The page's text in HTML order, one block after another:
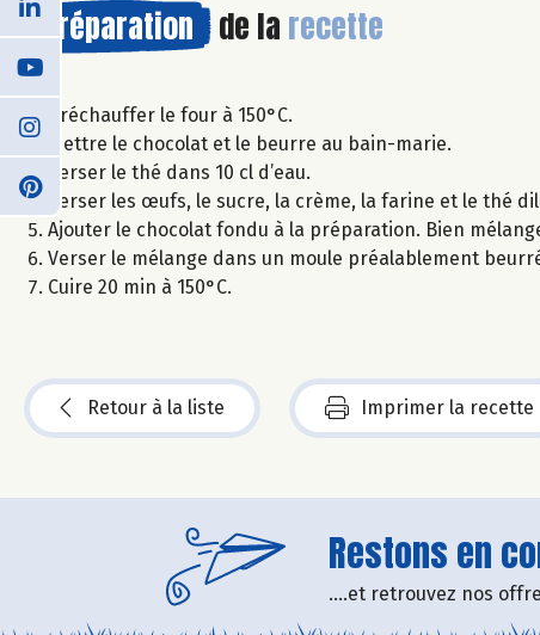
Préparation de la recette
Préchauffer le four à 150°C.
Mettre le chocolat et le beurre au bain-marie.
Verser le thé dans 10 cl d’eau.
Verser les œufs, le sucre, la crème, la farine et le thé
Ajouter le chocolat fondu à la préparation. Bien
Verser le mélange dans un moule préalablement
Cuire 20 min à 150°C.
Retour à la liste Imprimer la recette
Restons en
....et retrouvez nos